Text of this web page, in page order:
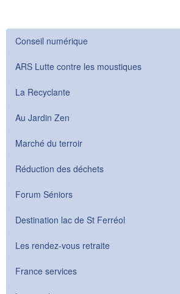
Conseil numérique
ARS Lutte contre les moustiques
La Recyclante
Au Jardin Zen
Marché du terroir
Réduction des déchets
Forum Séniors
Destination lac de St Ferréol
Les rendez-vous retraite
France services